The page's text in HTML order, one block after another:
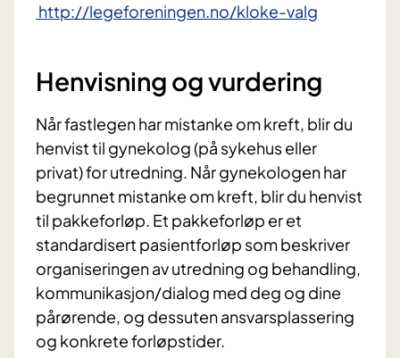
http://legeforeningen.no/kloke-valg
Henvisning og vurdering
Når fastlegen har mistanke om kreft, blir du
henvist til gynekolog (på sykehus eller
privat) for utredning. Når gynekologen har
begrunnet mistanke om kreft, blir du henvist
til pakkeforløp. Et pakkeforløp er et
standardisert pasientforløp som beskriver
organiseringen av utredning og behandling,
kommunikasjon/dialog med deg og dine
pårørende, og dessuten ansvarsplassering
og konkrete forløpstider.